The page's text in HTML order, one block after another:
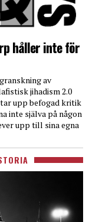
håller inte för
av
jihadism 2.0
tar upp befogad kritik
inte själva på någon
upp till sina egna